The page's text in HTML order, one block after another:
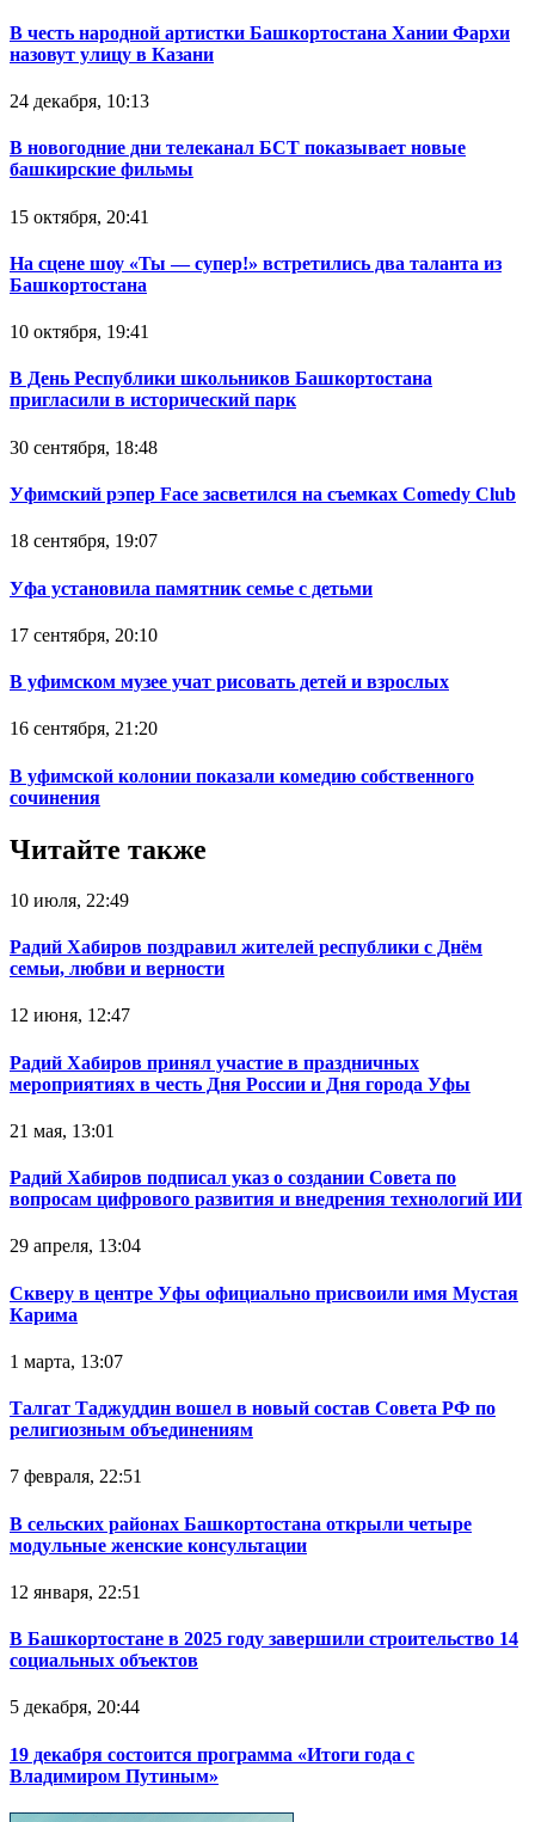
В честь народной артистки Башкортостана Хании Фархи
назовут улицу в Казани
24 декабря, 10:13
В новогодние дни телеканал БСТ показывает новые
башкирские фильмы
15 октября, 20:41
На сцене шоу «Ты — супер!» встретились два таланта из
Башкортостана
10 октября, 19:41
В День Республики школьников Башкортостана
пригласили в исторический парк
30 сентября, 18:48
Уфимский рэпер Face засветился на съемках Comedy Club
18 сентября, 19:07
Уфа установила памятник семье с детьми
17 сентября, 20:10
В уфимском музее учат рисовать детей и взрослых
16 сентября, 21:20
В уфимской колонии показали комедию собственного
сочинения
Читайте также
10 июля, 22:49
Радий Хабиров поздравил жителей республики с Днём
семьи, любви и верности
12 июня, 12:47
Радий Хабиров принял участие в праздничных
мероприятиях в честь Дня России и Дня города Уфы
21 мая, 13:01
Радий Хабиров подписал указ о создании Совета по
вопросам цифрового развития и внедрения технологий ИИ
29 апреля, 13:04
Скверу в центре Уфы официально присвоили имя Мустая
Карима
1 марта, 13:07
Талгат Таджуддин вошел в новый состав Совета РФ по
религиозным объединениям
7 февраля, 22:51
В сельских районах Башкортостана открыли четыре
модульные женские консультации
12 января, 22:51
В Башкортостане в 2025 году завершили строительство 14
социальных объектов
5 декабря, 20:44
19 декабря состоится программа «Итоги года с
Владимиром Путиным»